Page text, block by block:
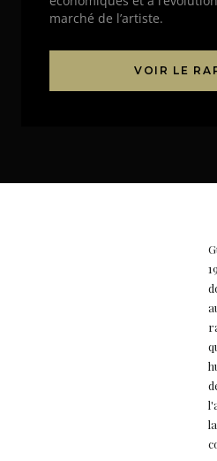
marché de l’artiste.
VOIR LE